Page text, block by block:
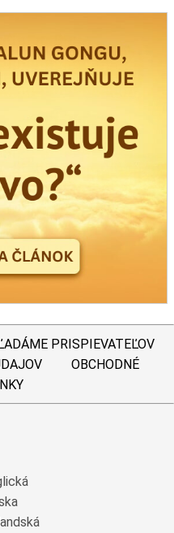
PRISPIEVATEĽOV
OBCHODNÉ